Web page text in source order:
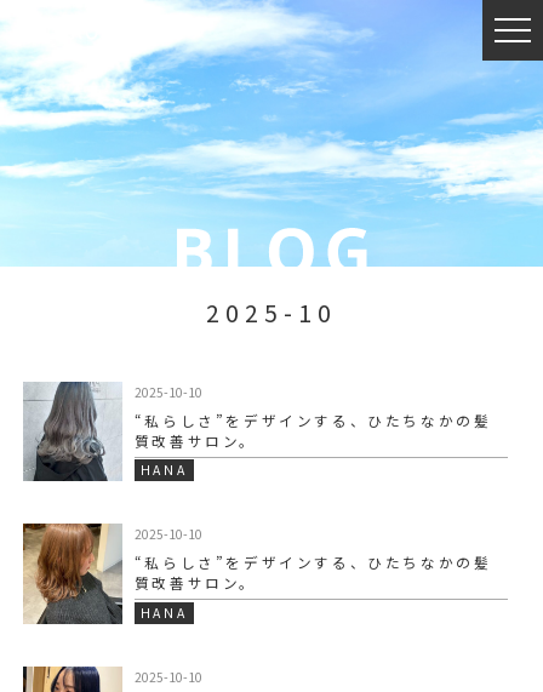
2025-10
2025-10-10
“私らしさ”をデザインする、ひたちなかの髪
質改善サロン。
HANA
2025-10-10
“私らしさ”をデザインする、ひたちなかの髪
質改善サロン。
HANA
2025-10-10